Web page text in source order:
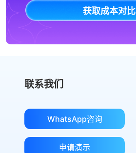
获取成本对比
联系我们
WhatsApp咨询
申请演示